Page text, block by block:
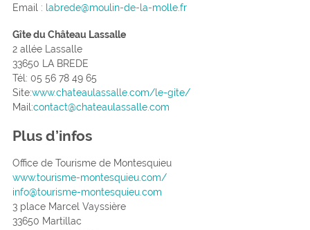
Email : labrede@moulin-de-la-molle.fr
Gîte du Château Lassalle
2 allée Lassalle
33650 LA BREDE
Tél: 05 56 78 49 65
Site:www.chateaulassalle.com/le-gite/
Mail:contact@chateaulassalle.com
Plus d’infos
Office de Tourisme de Montesquieu
www.tourisme-montesquieu.com/
info@tourisme-montesquieu.com
3 place Marcel Vayssière
33650 Martillac